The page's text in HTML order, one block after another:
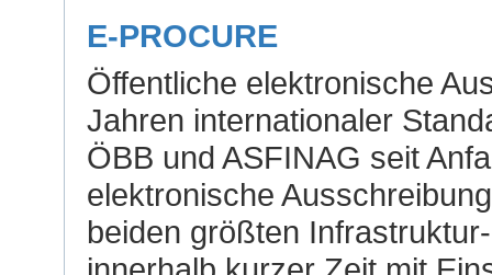
E-PROCURE
Öffentliche elektronische
Jahren internationaler
ÖBB und ASFINAG seit
elektronische
beiden größten